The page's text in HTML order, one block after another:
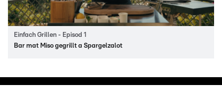
Einfach Grillen - Episod 1
Bar mat Miso gegrillt a Spargelzalot